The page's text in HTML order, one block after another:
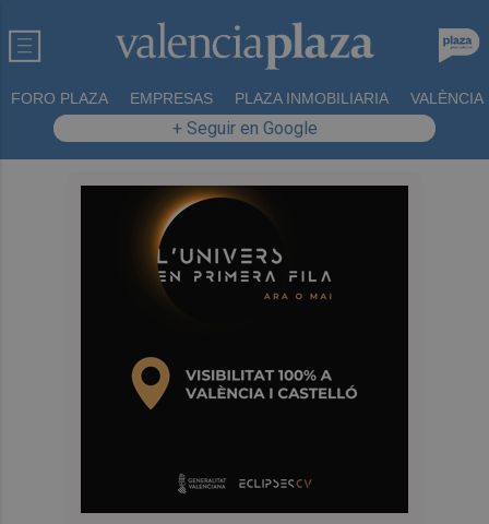
FORO PLAZA EMPRESAS PLAZA INMOBILIARIA VALÈNCIA
+ Seguir en Google